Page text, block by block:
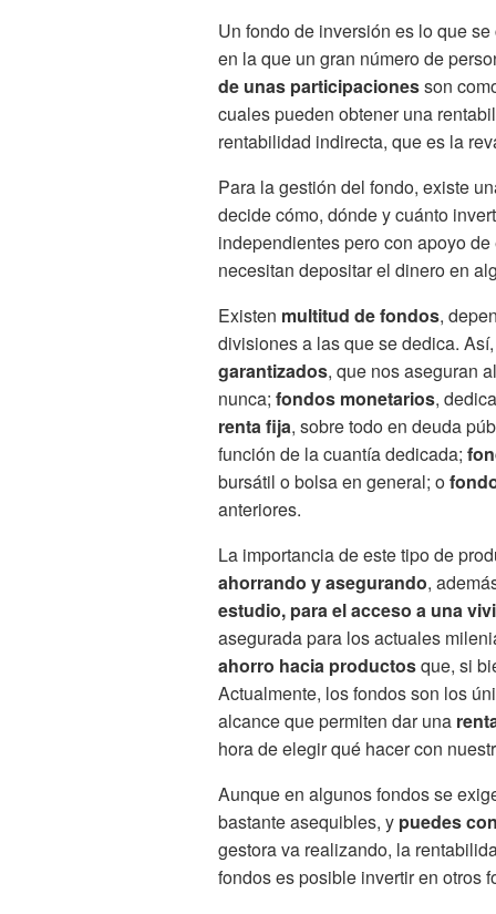
Un fondo de inversión es lo que
en la que un gran número de
de unas participacionesson
cuales pueden obtener una
rentabilidad indirecta, que es la
Para la gestión del fondo, existe
decide cómo, dónde y cuánto
independientes pero con apoyo
necesitan depositar el dinero en
Existen multitud de fondos,
divisiones a las que se dedica.
garantizados, que nos aseguran
nunca; fondos monetarios,
renta fija, sobre todo en deuda
función de la cuantía dedicada;
bursátil o bolsa en general; o
anteriores.
La importancia de este tipo de
ahorrando y asegurando,
estudio, para el acceso a una
asegurada para los actuales
ahorro hacia productosque, si
Actualmente, los fondos son los
alcance que permiten dar una
hora de elegir qué hacer con
Aunque en algunos fondos se
bastante asequibles, y puedes
gestora va realizando, la
fondos es posible invertir en otros